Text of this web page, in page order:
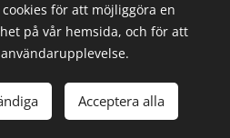
Williams
Rock Kung.
Cookies
för att möjliggöra en
på vår hemsida, och för att
Acceptera alla